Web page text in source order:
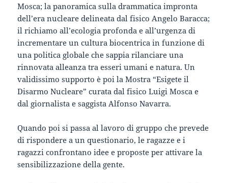
Mosca; la panoramica sulla drammatica impronta
dell’era nucleare delineata dal fisico Angelo Baracca;
il richiamo all’ecologia profonda e all’urgenza di
incrementare un cultura biocentrica in funzione di
una politica globale che sappia rilanciare una
rinnovata alleanza tra esseri umani e natura. Un
validissimo supporto è poi la Mostra “Esigete il
Disarmo Nucleare” curata dal fisico Luigi Mosca e
dal giornalista e saggista Alfonso Navarra.
Quando poi si passa al lavoro di gruppo che prevede
di rispondere a un questionario, le ragazze e i
ragazzi confrontano idee e proposte per attivare la
sensibilizzazione della gente.